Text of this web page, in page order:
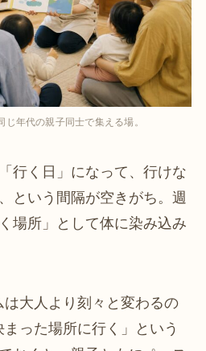
じ年代の親子同士で集える場。
行く日」になって、行けな
という間隔が空きがち。週
場所」として体に染み込み
大人より刻々と変わるの
った場所に行く」という